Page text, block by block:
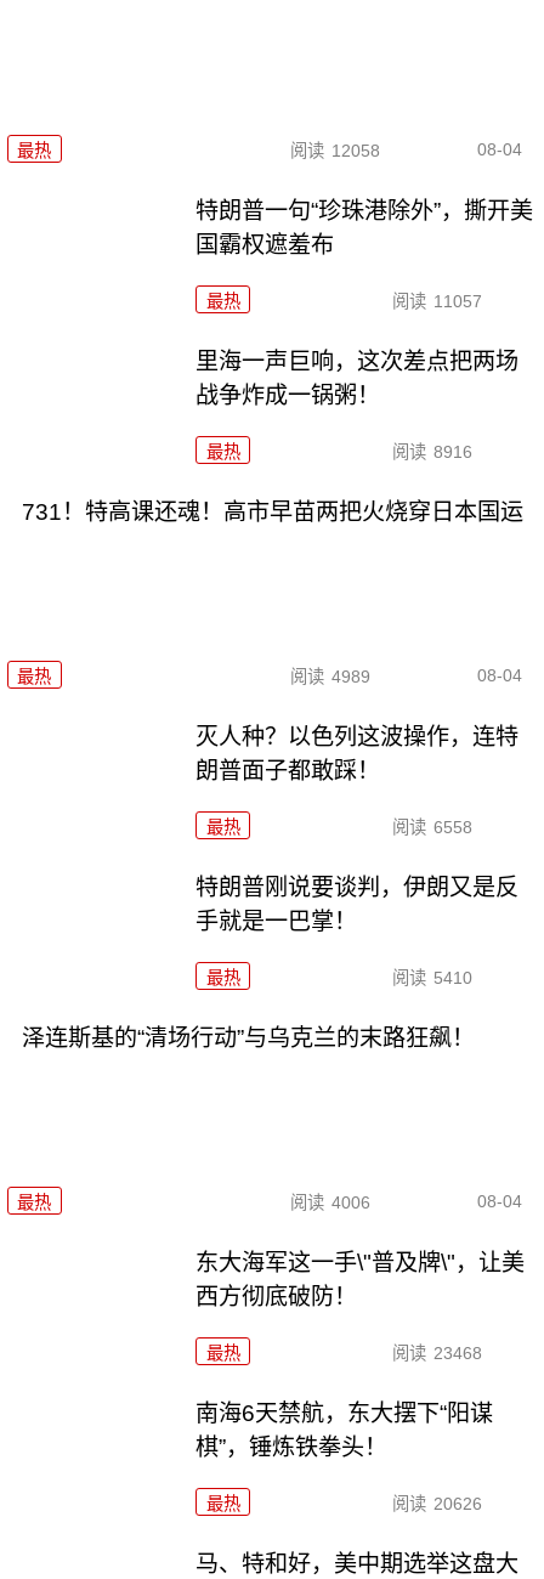
最热 阅读 12058 08-04
特朗普一句“珍珠港除外”，撕开美
国霸权遮羞布
最热 阅读 11057
里海一声巨响，这次差点把两场
战争炸成一锅粥！
最热 阅读 8916
731！特高课还魂！高市早苗两把火烧穿日本国运
最热 阅读 4989 08-04
灭人种？以色列这波操作，连特
朗普面子都敢踩！
最热 阅读 6558
特朗普刚说要谈判，伊朗又是反
手就是一巴掌！
最热 阅读 5410
泽连斯基的“清场行动”与乌克兰的末路狂飙！
最热 阅读 4006 08-04
东大海军这一手\"普及牌\"，让美
西方彻底破防！
最热 阅读 23468
南海6天禁航，东大摆下“阳谋
棋”，锤炼铁拳头！
最热 阅读 20626
马、特和好，美中期选举这盘大